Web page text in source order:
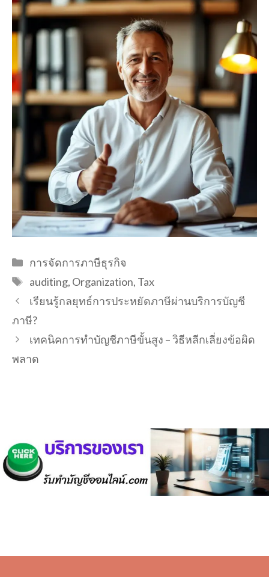
Categories
การจัดการภาษีธุรกิจ
Tags
auditing, Organization, Tax
เรียนรู้กลยุทธ์การประหยัดภาษีผ่านบริการบัญชี
ภาษี?
เทคนิคการทำบัญชีภาษีขั้นสูง – วิธีหลีกเลี่ยงข้อผิด
พลาด